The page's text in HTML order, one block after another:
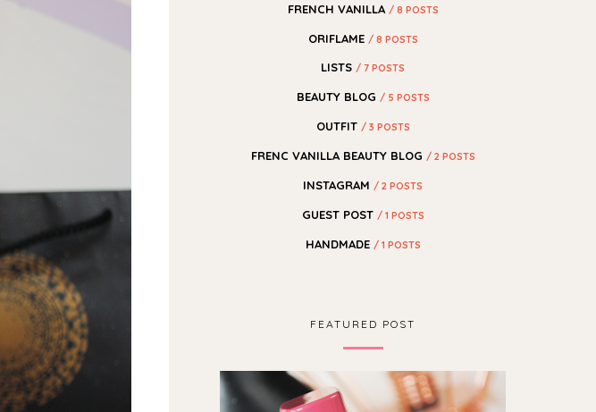
FRENCH VANILLA / 8 POSTS
ORIFLAME / 8 POSTS
LISTS/ 7 POSTS
BEAUTY BLOG / 5 POSTS
OUTFIT / 3 POSTS
FRENC VANILLA BEAUTY BLOG / 2 POSTS
INSTAGRAM / 2 POSTS
GUEST POST / 1 POSTS
HANDMADE / 1 POSTS
FEATURED POST